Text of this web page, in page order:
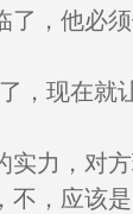
了，他必
，现在就
实力，对
不，应该